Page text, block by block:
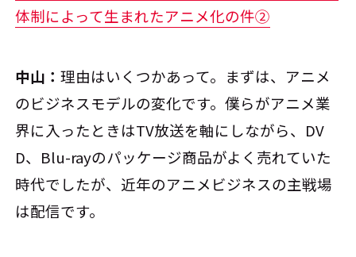
体制によって生まれたアニメ化の件②
中山：理由はいくつかあって。まずは、アニメ
のビジネスモデルの変化です。僕らがアニメ業
界に入ったときはTV放送を軸にしながら、DV
D、Blu-rayのパッケージ商品がよく売れていた
時代でしたが、近年のアニメビジネスの主戦場
は配信です。